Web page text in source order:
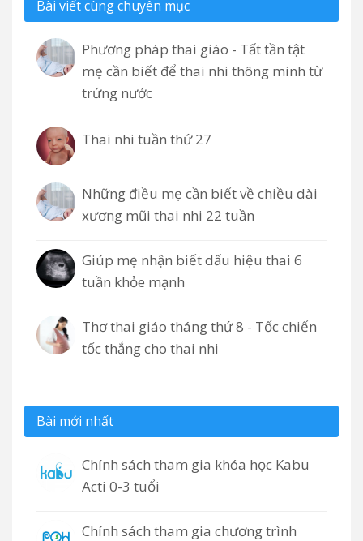
Bài viết cùng chuyên mục
Phương pháp thai giáo - Tất tần tật
mẹ cần biết để thai nhi thông minh từ
trứng nước
Thai nhi tuần thứ 27
Những điều mẹ cần biết về chiều dài
xương mũi thai nhi 22 tuần
Giúp mẹ nhận biết dấu hiệu thai 6
tuần khỏe mạnh
Thơ thai giáo tháng thứ 8 - Tốc chiến
tốc thắng cho thai nhi
Bài mới nhất
Chính sách tham gia khóa học Kabu
Acti 0-3 tuổi
Chính sách tham gia chương trình